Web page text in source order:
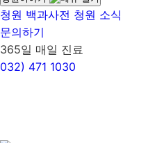
청원 백과사전 청원 소식
문의하기
365일 매일 진료
032) 471 1030